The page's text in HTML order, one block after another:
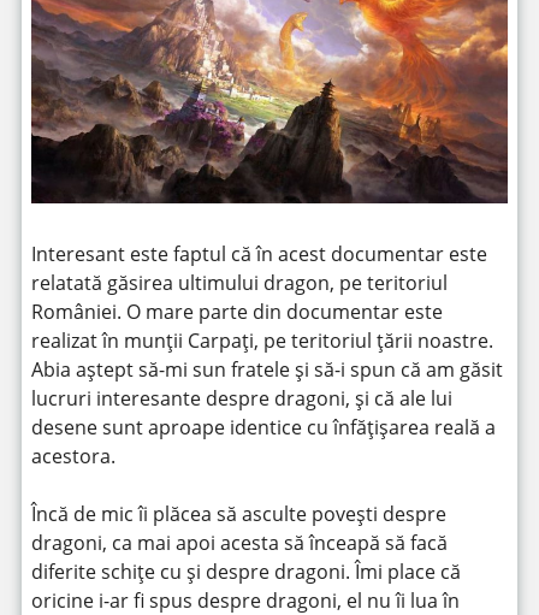
Interesant este faptul că în acest documentar este
relatată găsirea ultimului dragon, pe teritoriul
României. O mare parte din documentar este
realizat în munții Carpați, pe teritoriul țării noastre.
Abia aștept să-mi sun fratele și să-i spun că am găsit
lucruri interesante despre dragoni, și că ale lui
desene sunt aproape identice cu înfățișarea reală a
acestora.
Încă de mic îi plăcea să asculte povești despre
dragoni, ca mai apoi acesta să înceapă să facă
diferite schițe cu și despre dragoni. Îmi place că
oricine i-ar fi spus despre dragoni, el nu îi lua în